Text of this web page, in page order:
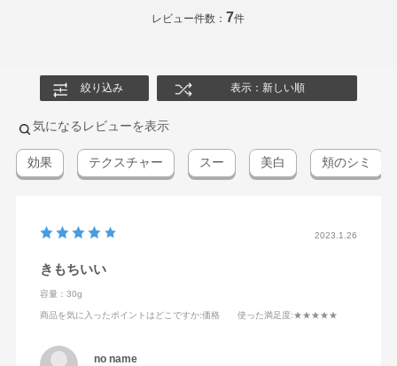
レビュー件数： 7件
絞り込み 表示：新しい順
気になるレビューを表示
効果 テクスチャー スー 美白 頬のシミ
2023.1.26
きもちいい
容量：30g
商品を気に入ったポイントはどこですか:価格 使った満足度:★★★★★
no name